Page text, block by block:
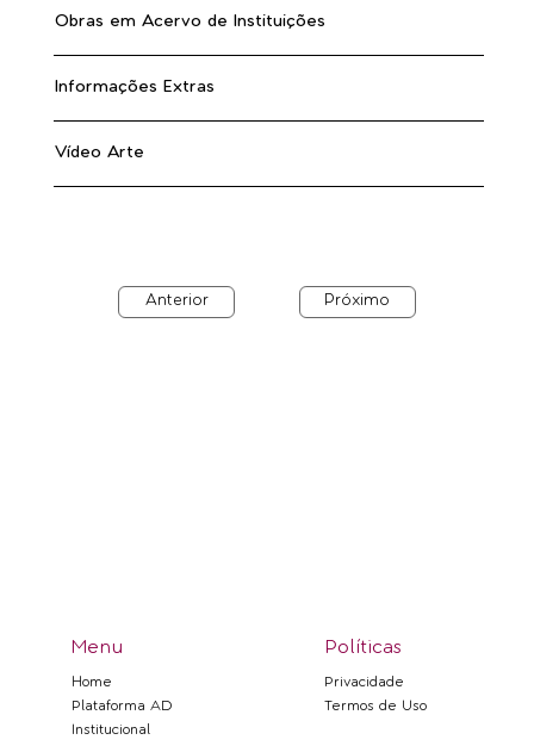
Obras em Acervo de Instituições
Informações Extras
Vídeo Arte
Anterior Próximo
Menu
Home
Plataforma AD
Institucional
Políticas
Privacidade
Termos de Uso